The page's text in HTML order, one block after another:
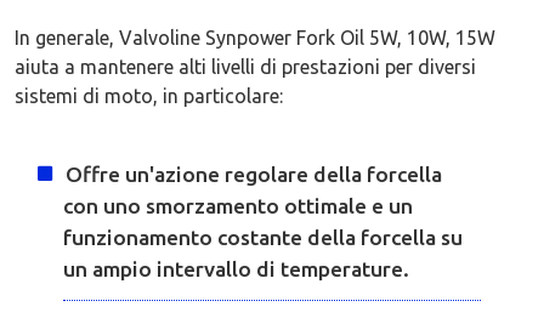
In generale, Valvoline Synpower Fork Oil 5W, 10W, 15W
aiuta a mantenere alti livelli di prestazioni per diversi
sistemi di moto, in particolare:
Offre un'azione regolare della forcella
con uno smorzamento ottimale e un
funzionamento costante della forcella su
un ampio intervallo di temperature.